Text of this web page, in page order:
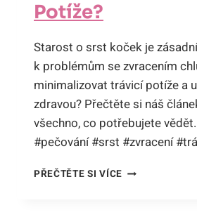
Potíže?
Starost o srst koček je
k problémům se zvracením
minimalizovat trávicí potíže a
zdravou? Přečtěte si náš
všechno, co potřebujete
#pečování #srst #zvracení
PŘEČTĚTE SI VÍCEKOČKY